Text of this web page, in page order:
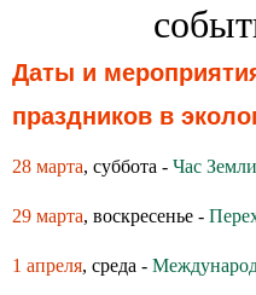
Даты и
праздников в
28 марта, суббота - Час Земли
29 марта, воскресенье -
1 апреля, среда -